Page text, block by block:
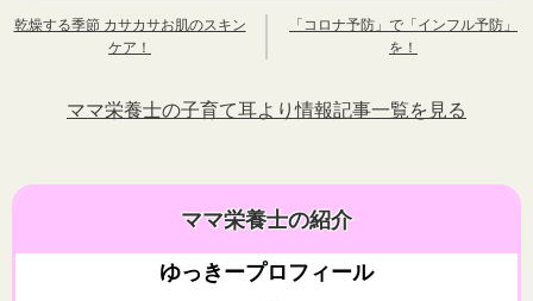
乾燥する季節 カサカサお肌のスキン
ケア！
「コロナ予防」で「インフル予防」
を！
ママ栄養士の子育て耳より情報記事一覧を見る
ママ栄養士の紹介
ゆっきープロフィール